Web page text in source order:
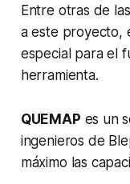
Entre otras de
a este proyecto,
especial para el
herramienta.
QUEMAP es un
ingenieros de
máximo las